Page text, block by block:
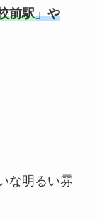
前駅」や
な明るい雰